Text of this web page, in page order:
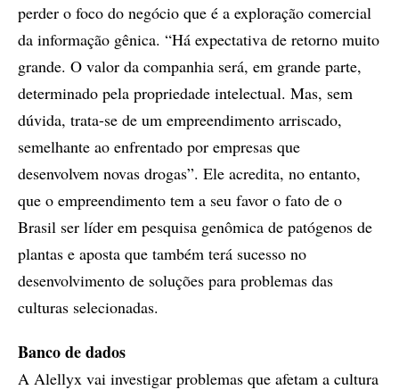
perder o foco do negócio que é a exploração comercial
da informação gênica. “Há expectativa de retorno muito
grande. O valor da companhia será, em grande parte,
determinado pela propriedade intelectual. Mas, sem
dúvida, trata-se de um empreendimento arriscado,
semelhante ao enfrentado por empresas que
desenvolvem novas drogas”. Ele acredita, no entanto,
que o empreendimento tem a seu favor o fato de o
Brasil ser líder em pesquisa genômica de patógenos de
plantas e aposta que também terá sucesso no
desenvolvimento de soluções para problemas das
culturas selecionadas.
Banco de dados
A Alellyx vai investigar problemas que afetam a cultura